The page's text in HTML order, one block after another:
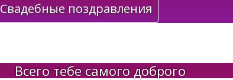
Свадебные поздравления
Всего тебе самого доброго